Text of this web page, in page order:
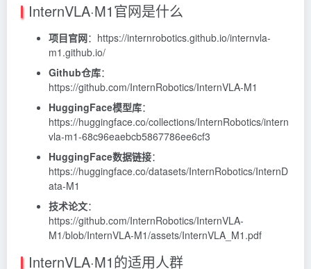
InternVLA·M1官网是什么
项目官网：https://internrobotics.github.io/internvla-
m1.github.io/
Github仓库：
https://github.com/InternRobotics/InternVLA-M1
HuggingFace模型库：
https://huggingface.co/collections/InternRobotics/intern
vla-m1-68c96eaebcb5867786ee6cf3
HuggingFace数据链接：
https://huggingface.co/datasets/InternRobotics/InternD
ata-M1
技术论文：
https://github.com/InternRobotics/InternVLA-
M1/blob/InternVLA-M1/assets/InternVLA_M1.pdf
InternVLA·M1的适用人群